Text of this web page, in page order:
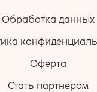
Обработка данных
Оферта
Стать партнером